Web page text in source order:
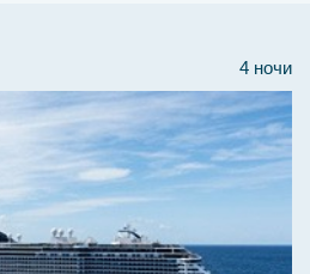
4 ночи